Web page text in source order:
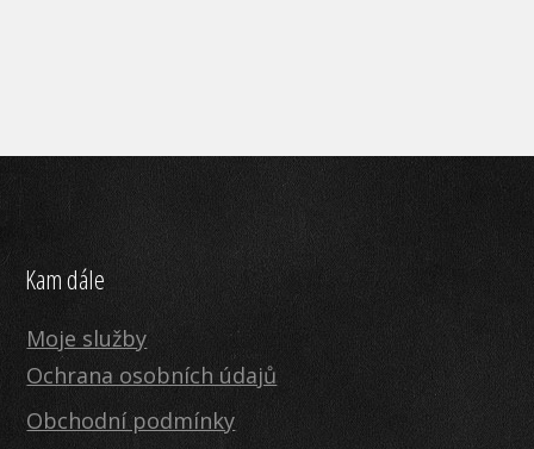
Kam dále
Moje služby
Ochrana osobních údajů
Obchodní podmínky